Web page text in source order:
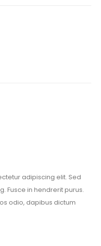
adipiscing elit. Sed
Fusce in hendrerit purus.
odio, dapibus dictum